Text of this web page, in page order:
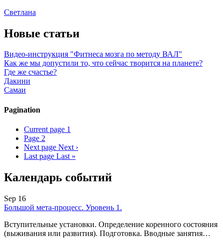
Светлана
Новые статьи
Видео-инструкция "Фитнеса мозга по методу ВАЛ"
Как же мы допустили то, что сейчас творится на планете?
Где же счастье?
Дакини
Самаи
Pagination
Current page 1
Page 2
Next page Next ›
Last page Last »
Календарь событий
Sep 16
Большой мета-процесс. Уровень 1.
Вступительные установки. Определение коренного состояния
(выживания или развития). Подготовка. Вводные занятия…